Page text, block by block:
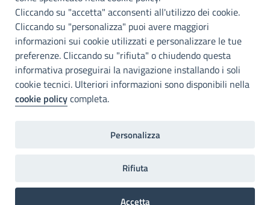
Cod. Fisc. 80021470820
PEC: cm.pa@cert.cittametropolitana.pa.it
I nostri canali social
Accessibilità
Città Metropolitana di Palermo si impegna a rendere il proprio sito
web accessibile, conformemente al D.lgs. 10 agosto 2018, n°106
Home Note legali Privacy
RPD
Cliccando su "accetta" acconsenti all'utilizzo dei cookie.
Cliccando su "personalizza" puoi avere maggiori
informazioni sui cookie utilizzati e personalizzare le tue
preferenze. Cliccando su "rifiuta" o chiudendo questa
informativa proseguirai la navigazione installando i soli
cookie tecnici. Ulteriori informazioni sono disponibili nella
cookie policycompleta.
Personalizza
Rifiuta
Accetta